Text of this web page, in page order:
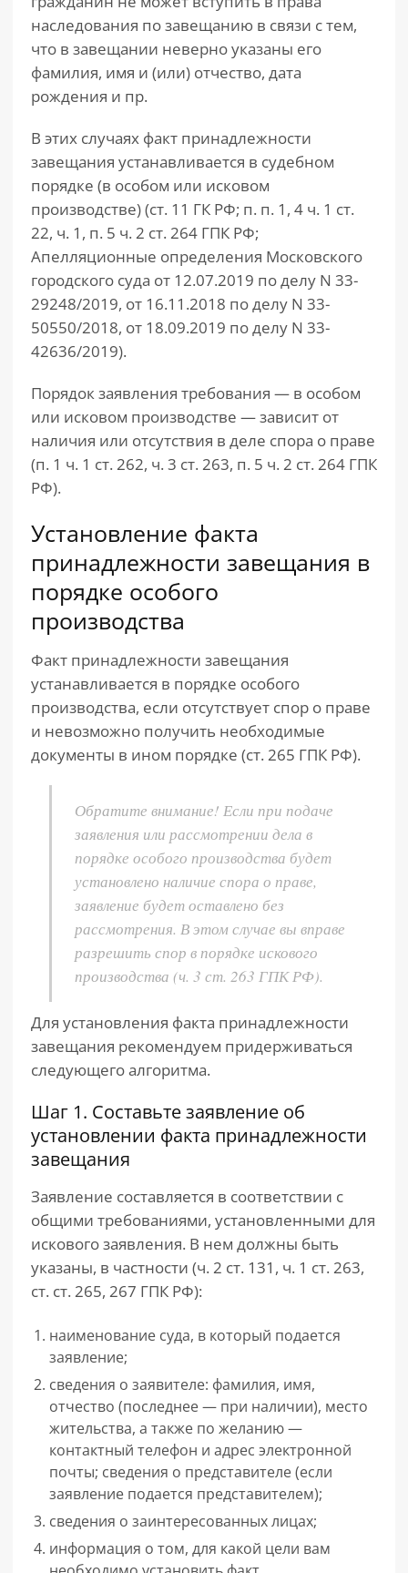
наследования по завещанию в связи с тем,
что в завещании неверно указаны его
фамилия, имя и (или) отчество, дата
рождения и пр.
В этих случаях факт принадлежности
завещания устанавливается в судебном
порядке (в особом или исковом
производстве) (ст. 11 ГК РФ; п. п. 1, 4 ч. 1 ст.
22, ч. 1, п. 5 ч. 2 ст. 264 ГПК РФ;
Апелляционные определения Московского
городского суда от 12.07.2019 по делу N 33-
29248/2019, от 16.11.2018 по делу N 33-
50550/2018, от 18.09.2019 по делу N 33-
42636/2019).
Порядок заявления требования — в особом
или исковом производстве — зависит от
наличия или отсутствия в деле спора о праве
(п. 1 ч. 1 ст. 262, ч. 3 ст. 263, п. 5 ч. 2 ст. 264 ГПК
РФ).
Установление факта
принадлежности завещания в
порядке особого
производства
Факт принадлежности завещания
устанавливается в порядке особого
производства, если отсутствует спор о праве
и невозможно получить необходимые
документы в ином порядке (ст. 265 ГПК РФ).
Обратите внимание! Если при подаче
заявления или рассмотрении дела в
порядке особого производства будет
установлено наличие спора о праве,
заявление будет оставлено без
рассмотрения. В этом случае вы вправе
разрешить спор в порядке искового
производства (ч. 3 ст. 263 ГПК РФ).
Для установления факта принадлежности
завещания рекомендуем придерживаться
следующего алгоритма.
Шаг 1. Составьте заявление об
установлении факта принадлежности
завещания
Заявление составляется в соответствии с
общими требованиями, установленными для
искового заявления. В нем должны быть
указаны, в частности (ч. 2 ст. 131, ч. 1 ст. 263,
ст. ст. 265, 267 ГПК РФ):
наименование суда, в который подается
заявление;
сведения о заявителе: фамилия, имя,
отчество (последнее — при наличии), место
жительства, а также по желанию —
контактный телефон и адрес электронной
почты; сведения о представителе (если
заявление подается представителем);
сведения о заинтересованных лицах;
информация о том, для какой цели вам